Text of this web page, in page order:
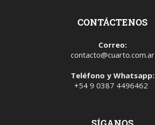
CONTÁCTENOS
Correo:
contacto@cuarto.com.ar
Teléfono y Whatsapp:
+54 9 0387 4496462